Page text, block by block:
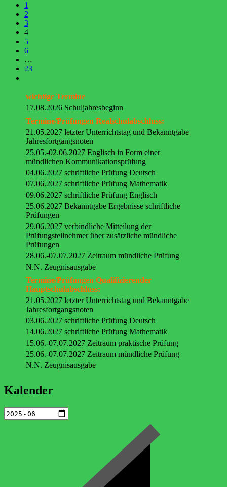
1
2
3
4
5
6
…
23
wichtige Termine
17.08.2026 Schuljahresbeginn
Termine/Prüfungen Realschulabschluss:
21.05.2027 letzter Unterrichtstag und Bekanntgabe
Jahresfortgangsnoten
25.05.-02.06.2027 Englisch in Form einer
mündlichen Kommunikationsprüfung
04.06.2027 schriftliche Prüfung Deutsch
07.06.2027 schriftliche Prüfung Mathematik
09.06.2027 schriftliche Prüfung Englisch
25.06.2027 Bekanntgabe Ergebnisse schriftliche
Prüfungen
29.06.2027 verbindliche Mitteilung der
Prüfungsteilnehmer über zusätzliche mündliche
Prüfungen
28.06.-07.07.2027 Zeitraum mündliche Prüfung
N.N. Zeugnisausgabe
Termine/Prüfungen Qualifizierender
Hauptschulabschluss:
21.05.2027 letzter Unterrichtstag und Bekanntgabe
Jahresfortgangsnoten
03.06.2027 schriftliche Prüfung Deutsch
14.06.2027 schriftliche Prüfung Mathematik
15.06.-07.07.2027 Zeitraum praktische Prüfung
25.06.-07.07.2027 Zeitraum mündliche Prüfung
N.N. Zeugnisausgabe
Kalender